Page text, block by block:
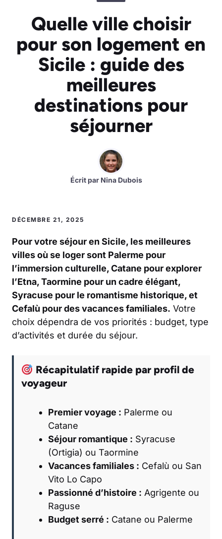
Quelle ville choisir
pour son logement en
Sicile : guide des
meilleures
destinations pour
séjourner
Écrit par Nina Dubois
DÉCEMBRE 21, 2025
Pour votre séjour en Sicile, les meilleures
villes où se loger sont Palerme pour
l’immersion culturelle, Catane pour explorer
l’Etna, Taormine pour un cadre élégant,
Syracuse pour le romantisme historique, et
Cefalù pour des vacances familiales. Votre
choix dépendra de vos priorités : budget, type
d’activités et durée du séjour.
Récapitulatif rapide par profil de
voyageur
Premier voyage : Palerme ou
Catane
Séjour romantique : Syracuse
(Ortigia) ou Taormine
Vacances familiales : Cefalù ou San
Vito Lo Capo
Passionné d’histoire : Agrigente ou
Raguse
Budget serré : Catane ou Palerme